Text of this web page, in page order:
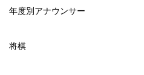
年度別アナウンサー
将棋